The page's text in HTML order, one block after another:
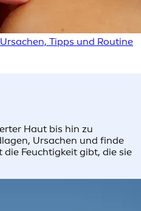
Tipps und Routine
Haut bis hin zu
Ursachen und finde
die Feuchtigkeit gibt, die sie